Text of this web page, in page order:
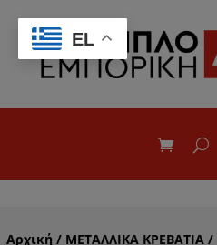
Αρχική / ΜΕΤΑΛΛΙΚΑ ΚΡΕΒΑΤΙΑ /
EL